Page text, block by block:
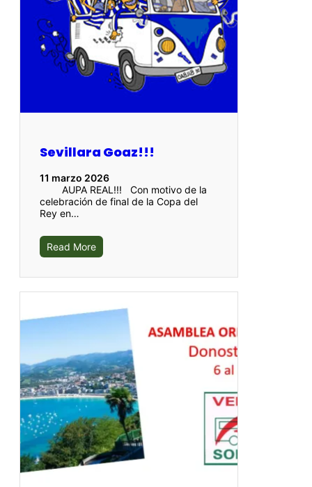
Sevillara Goaz!!!
11 marzo 2026
AUPA REAL!!! Con motivo de la
celebración de final de la Copa del
Rey en…
Read More